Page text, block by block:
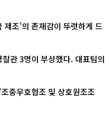
관 3명이 부상했다. 대표팀의